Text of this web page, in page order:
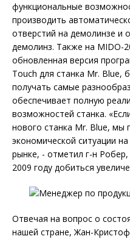
функциональные
производить
отверстий на демолинзе и
демолинз. Также на MIDO-
обновленная версия
Touch для станка Mr. Blue,
получать самые
обеспечивает полную
возможностей станка.
нового станка Mr. Blue, мы
экономической ситуации
рынке, - отметил г-н
2009 году добиться
Отвечая на вопрос о
нашей стране, Жан-